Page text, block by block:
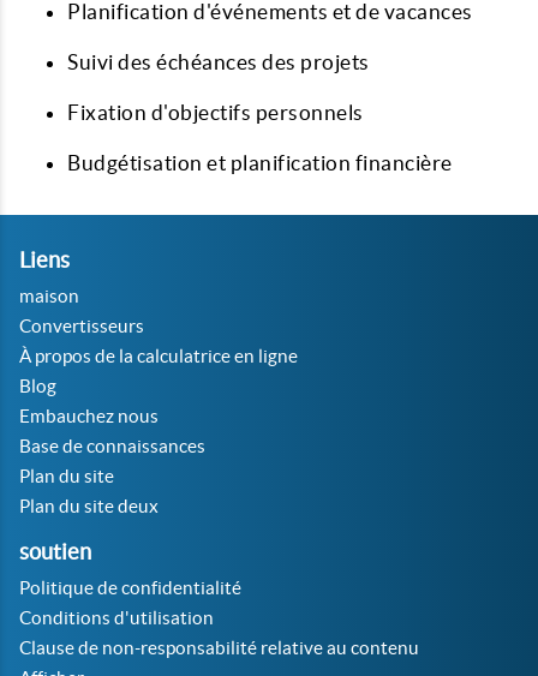
Planification d'événements et de vacances
Suivi des échéances des projets
Fixation d'objectifs personnels
Budgétisation et planification financière
Liens
maison
Convertisseurs
À propos de la calculatrice en ligne
Blog
Embauchez nous
Base de connaissances
Plan du site
Plan du site deux
soutien
Politique de confidentialité
Conditions d'utilisation
Clause de non-responsabilité relative au contenu